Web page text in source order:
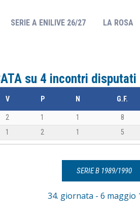
SERIE A ENILIVE 26/27(CURRENT)
LA ROSA
su 4 incontri disputati
V P N G.F.
2 1 1 8
1 2 1 5
SERIE B 1989/1990
34. giornata - 6 maggio